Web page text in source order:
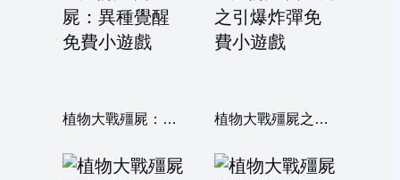
植物大戰殭屍：異種覺醒 植物大戰殭屍之引爆炸彈